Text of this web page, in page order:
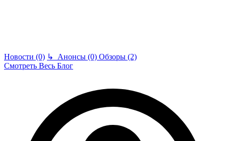
Новости (0) ↳ Анонсы (0) Обзоры (2)
Смотреть Весь Блог